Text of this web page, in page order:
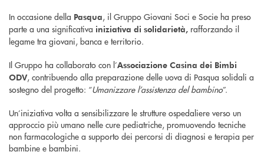
In occasione della Pasqua, il Gruppo Giovani Soci e Socie ha preso
parte a una significativa iniziativa di solidarietà, rafforzando il
legame tra giovani, banca e territorio.
Il Gruppo ha collaborato con l’Associazione Casina dei Bimbi
ODV, contribuendo alla preparazione delle uova di Pasqua solidali a
sostegno del progetto: “Umanizzare l’assistenza del bambino”.
Un’iniziativa volta a sensibilizzare le strutture ospedaliere verso un
approccio più umano nelle cure pediatriche, promuovendo tecniche
non farmacologiche a supporto dei percorsi di diagnosi e terapia per
bambine e bambini.